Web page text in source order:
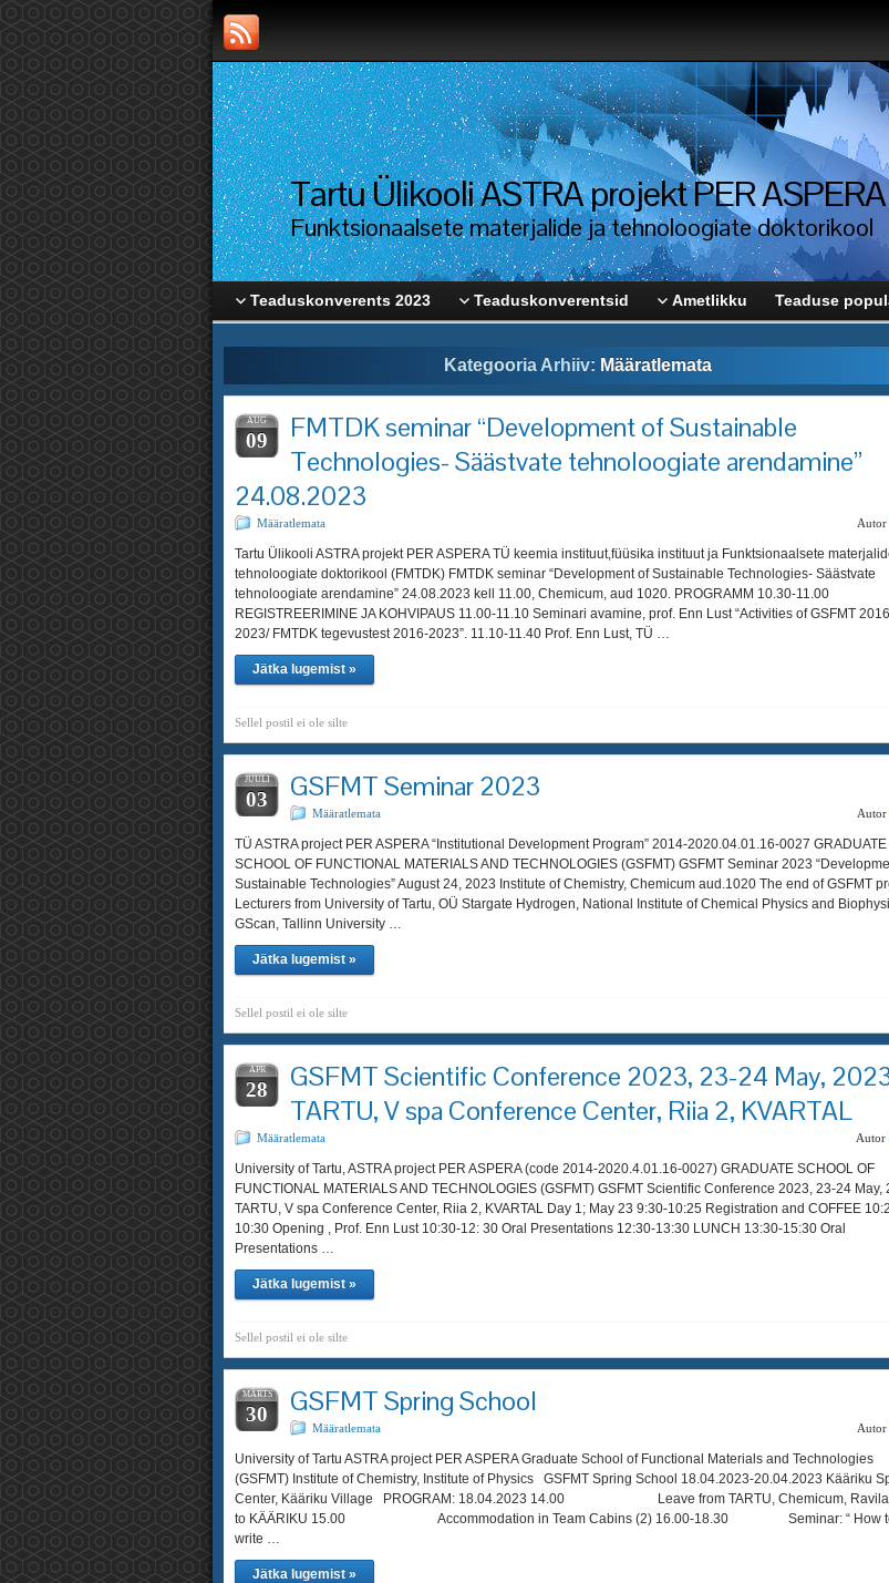
Tartu Ülikooli ASTRA projekt PER ASPERA
Funktsionaalsete materjalide ja tehnoloogiate doktorikool
Teaduskonverents 2023 Teaduskonverentsid Ametlikku Teaduse
Kategooria Arhiiv: Määratlemata
AUG
09
FMTDK seminar “Development of Sustainable
Technologies- Säästvate tehnoloogiate arendamine”
24.08.2023
Määratlemata Autor
Tartu Ülikooli ASTRA projekt PER ASPERA TÜ keemia instituut,füüsika instituut ja Funktsionaalsete
tehnoloogiate doktorikool (FMTDK) FMTDK seminar “Development of Sustainable Technologies- Säästvate
tehnoloogiate arendamine” 24.08.2023 kell 11.00, Chemicum, aud 1020. PROGRAMM 10.30-11.00
REGISTREERIMINE JA KOHVIPAUS 11.00-11.10 Seminari avamine, prof. Enn Lust “Activities of GSFMT
2023/ FMTDK tegevustest 2016-2023”. 11.10-11.40 Prof. Enn Lust, TÜ …
Jätka lugemist »
Sellel postil ei ole silte
JUULI
03 GSFMT Seminar 2023
Määratlemata Autor
TÜ ASTRA project PER ASPERA “Institutional Development Program” 2014-2020.04.01.16-0027 GRADUATE
SCHOOL OF FUNCTIONAL MATERIALS AND TECHNOLOGIES (GSFMT) GSFMT Seminar 2023
Sustainable Technologies” August 24, 2023 Institute of Chemistry, Chemicum aud.1020 The end of GSFMT
Lecturers from University of Tartu, OÜ Stargate Hydrogen, National Institute of Chemical Physics and
GScan, Tallinn University …
Jätka lugemist »
Sellel postil ei ole silte
APR
28
GSFMT Scientific Conference 2023, 23-24 May,
TARTU, V spa Conference Center, Riia 2, KVARTAL
Määratlemata Autor
University of Tartu, ASTRA project PER ASPERA (code 2014-2020.4.01.16-0027) GRADUATE SCHOOL OF
FUNCTIONAL MATERIALS AND TECHNOLOGIES (GSFMT) GSFMT Scientific Conference 2023, 23-24 May,
TARTU, V spa Conference Center, Riia 2, KVARTAL Day 1; May 23 9:30-10:25 Registration and COFFEE
10:30 Opening , Prof. Enn Lust 10:30-12: 30 Oral Presentations 12:30-13:30 LUNCH 13:30-15:30 Oral
Presentations …
Jätka lugemist »
Sellel postil ei ole silte
MÄRTS
30 GSFMT Spring School
Määratlemata Autor
University of Tartu ASTRA project PER ASPERA Graduate School of Functional Materials and Technologies
(GSFMT) Institute of Chemistry, Institute of Physics GSFMT Spring School 18.04.2023-20.04.2023 Kääriku
Center, Kääriku Village PROGRAM: 18.04.2023 14.00 Leave from TARTU, Chemicum, Ravila
to KÄÄRIKU 15.00 Accommodation in Team Cabins (2) 16.00-18.30 Seminar: “ How
write …
Jätka lugemist »